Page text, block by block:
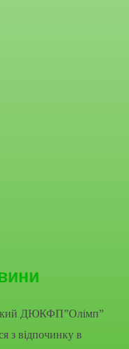
ДЮКФП”Олімп”
з відпочинку в